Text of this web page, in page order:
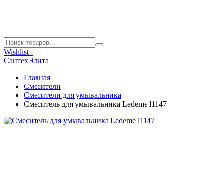
Wishlist -
СантехЭлита
Главная
Смесители
Смесители для умывальника
Смеситель для умывальника Ledeme l1147